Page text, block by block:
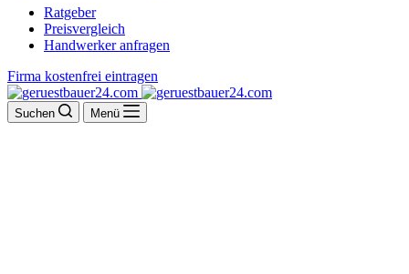
Ratgeber
Preisvergleich
Handwerker anfragen
Firma kostenfrei eintragen
Suchen Menü